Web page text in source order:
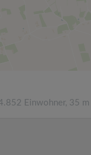
Einwohner, 35 m